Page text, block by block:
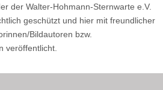
der Walter-Hohmann-Sternwarte e.V.
geschützt und hier mit freundlicher
Bildautoren bzw.
veröffentlicht.